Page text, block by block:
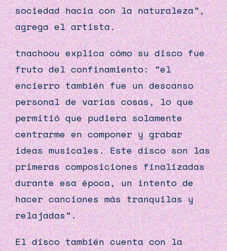
sociedad hacia con la naturaleza”,
agrega el artista.
tnachoou explica cómo su disco fue
fruto del confinamiento: “el
encierro también fue un descanso
personal de varias cosas, lo que
permitió que pudiera solamente
centrarme en componer y grabar
ideas musicales. Este disco son las
primeras composiciones finalizadas
durante esa época, un intento de
hacer canciones más tranquilas y
relajadas”.
El disco también cuenta con la